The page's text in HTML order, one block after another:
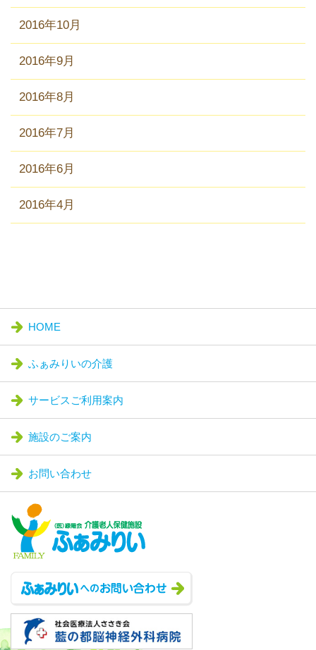
2016年10月
2016年9月
2016年8月
2016年7月
2016年6月
2016年4月
HOME
ふぁみりいの介護
サービスご利用案内
施設のご案内
お問い合わせ